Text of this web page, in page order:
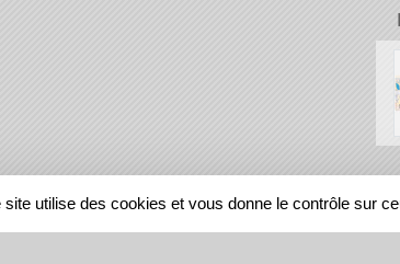
site utilise des cookies et vous donne le contrôle sur